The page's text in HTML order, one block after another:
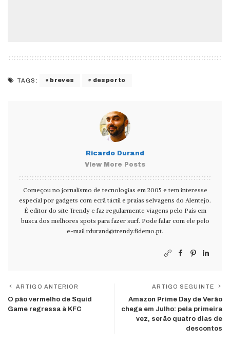
TAGS: breves desporto
Ricardo Durand
View More Posts
Começou no jornalismo de tecnologias em 2005 e tem interesse
especial por gadgets com ecrã táctil e praias selvagens do Alentejo.
É editor do site Trendy e faz regularmente viagens pelo País em
busca dos melhores spots para fazer surf. Pode falar com ele pelo
e-mail rdurand@trendy.fidemo.pt.
ARTIGO ANTERIOR
O pão vermelho de Squid
Game regressa à KFC
ARTIGO SEGUINTE
Amazon Prime Day de Verão
chega em Julho: pela primeira
vez, serão quatro dias de
descontos